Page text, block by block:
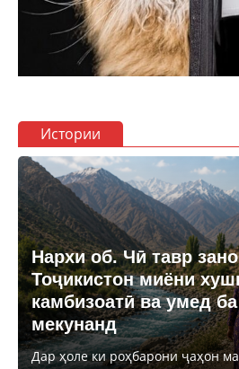
Истории
Нархи об. Чӣ тавр
Тоҷикистон миёни
камбизоатӣ ва умед
мекунанд
Дар ҳоле ки роҳбарони ҷаҳон